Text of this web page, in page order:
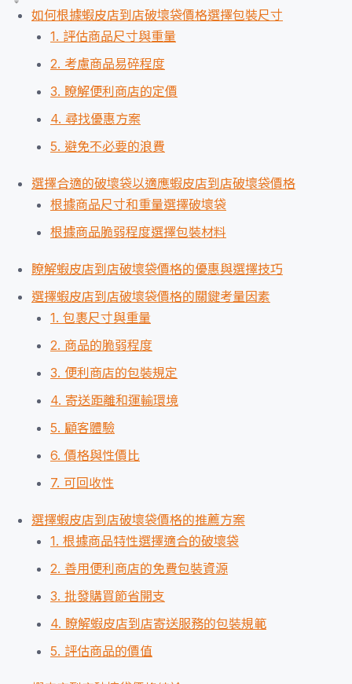
如何根據蝦皮店到店破壞袋價格選擇包裝尺寸
1. 評估商品尺寸與重量
2. 考慮商品易碎程度
3. 瞭解便利商店的定價
4. 尋找優惠方案
5. 避免不必要的浪費
選擇合適的破壞袋以適應蝦皮店到店破壞袋價格
根據商品尺寸和重量選擇破壞袋
根據商品脆弱程度選擇包裝材料
瞭解蝦皮店到店破壞袋價格的優惠與選擇技巧
選擇蝦皮店到店破壞袋價格的關鍵考量因素
1. 包裹尺寸與重量
2. 商品的脆弱程度
3. 便利商店的包裝規定
4. 寄送距離和運輸環境
5. 顧客體驗
6. 價格與性價比
7. 可回收性
選擇蝦皮店到店破壞袋價格的推薦方案
1. 根據商品特性選擇適合的破壞袋
2. 善用便利商店的免費包裝資源
3. 批發購買節省開支
4. 瞭解蝦皮店到店寄送服務的包裝規範
5. 評估商品的價值